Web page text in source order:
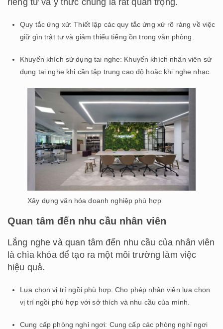
riêng tư và ý thức chung là rất quan trọng.
Quy tắc ứng xử: Thiết lập các quy tắc ứng xử rõ ràng về việc
giữ gìn trật tự và giảm thiểu tiếng ồn trong văn phòng.
Khuyến khích sử dụng tai nghe: Khuyến khích nhân viên sử
dụng tai nghe khi cần tập trung cao độ hoặc khi nghe nhạc.
Xây dựng văn hóa doanh nghiệp phù hợp
Quan tâm đến nhu cầu nhân viên
Lắng nghe và quan tâm đến nhu cầu của nhân viên
là chìa khóa để tạo ra một môi trường làm việc
hiệu quả.
Lựa chọn vị trí ngồi phù hợp: Cho phép nhân viên lựa chọn
vị trí ngồi phù hợp với sở thích và nhu cầu của mình.
Cung cấp phòng nghỉ ngơi: Cung cấp các phòng nghỉ ngơi